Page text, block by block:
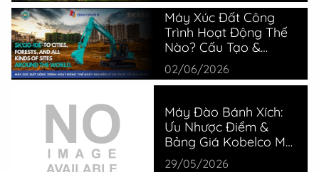
Máy Xúc Đất Công
Trình Hoạt Động Thế
Nào? Cấu Tạo &
Nguyên Lý
02/06/2026
Máy Đào Bánh Xích:
Ưu Nhược Điểm &
Bảng Giá Kobelco Mới
Nhất
29/05/2026